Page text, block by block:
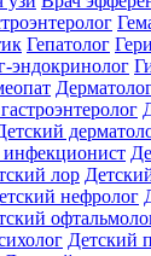
Гепатолог
эндокринолог
инфекционист
лор
нефролог
Детский